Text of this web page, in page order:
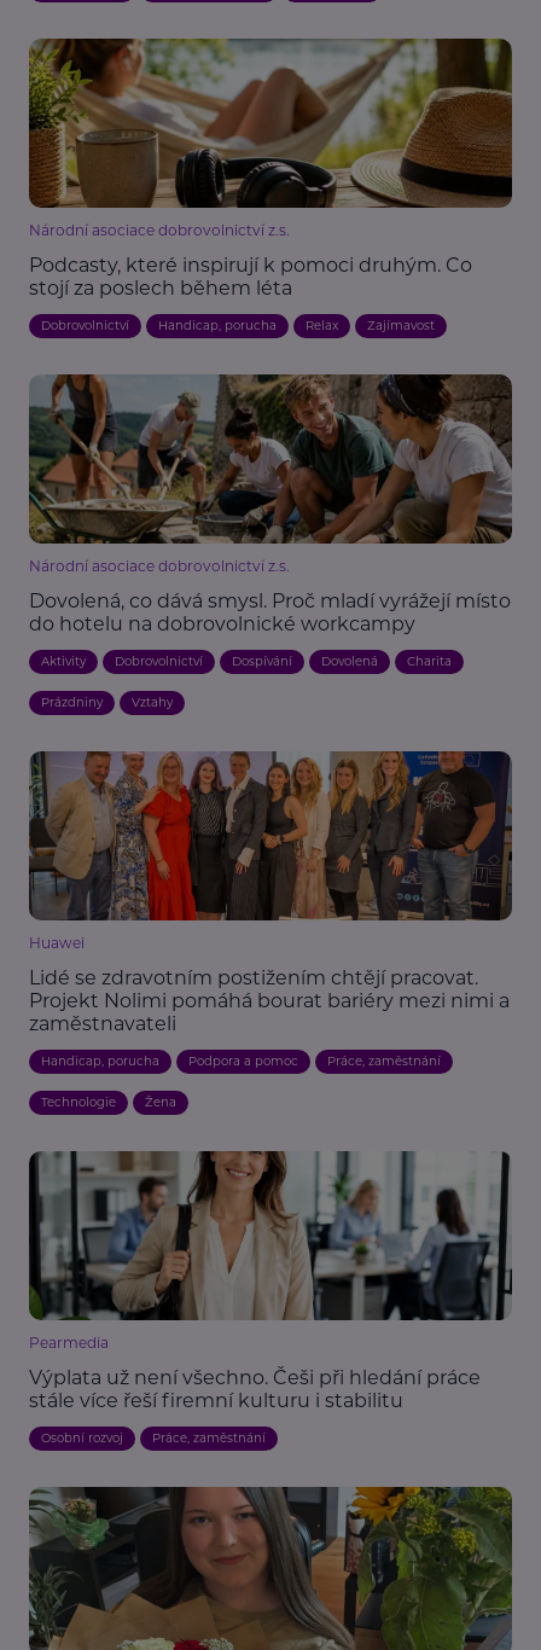
Národní asociace dobrovolnictví z.s.
Podcasty, které inspirují k pomoci druhým. Co
stojí za poslech během léta
Dobrovolnictví Handicap, porucha Relax Zajímavost
Národní asociace dobrovolnictví z.s.
Dovolená, co dává smysl. Proč mladí vyrážejí místo
do hotelu na dobrovolnické workcampy
Aktivity Dobrovolnictví Dospívání Dovolená Charita
Prázdniny Vztahy
Huawei
Lidé se zdravotním postižením chtějí pracovat.
Projekt Nolimi pomáhá bourat bariéry mezi nimi a
zaměstnavateli
Handicap, porucha Podpora a pomoc Práce, zaměstnání
Technologie Žena
Pearmedia
Výplata už není všechno. Češi při hledání práce
stále více řeší firemní kulturu i stabilitu
Osobní rozvoj Práce, zaměstnání